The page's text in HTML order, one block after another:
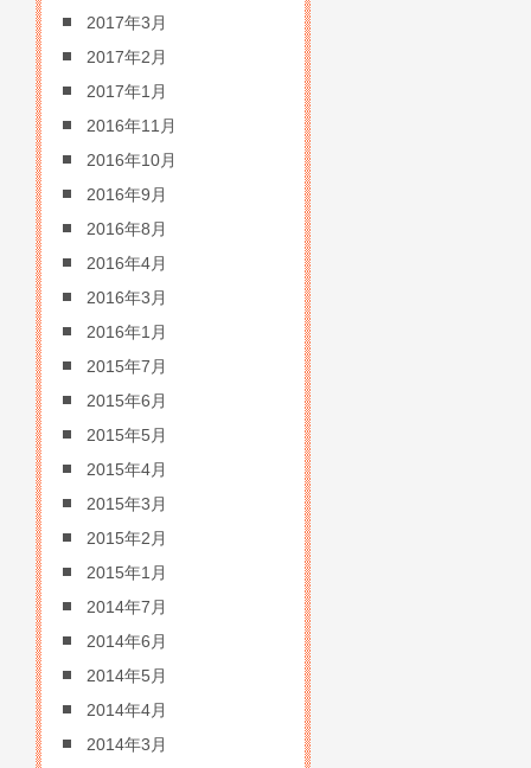
2017年3月
2017年2月
2017年1月
2016年11月
2016年10月
2016年9月
2016年8月
2016年4月
2016年3月
2016年1月
2015年7月
2015年6月
2015年5月
2015年4月
2015年3月
2015年2月
2015年1月
2014年7月
2014年6月
2014年5月
2014年4月
2014年3月